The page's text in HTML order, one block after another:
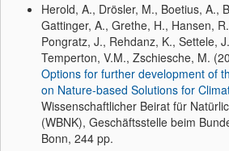
Herold, A., Drösler, M., Boetius, A.,
Gattinger, A., Grethe, H., Hansen,
Pongratz, J., Rehdanz, K., Settele,
Temperton, V.M., Zschiesche, M.
Options for further development of
on Nature-based Solutions for
Wissenschaftlicher Beirat für
(WBNK), Geschäftsstelle beim
Bonn, 244 pp.